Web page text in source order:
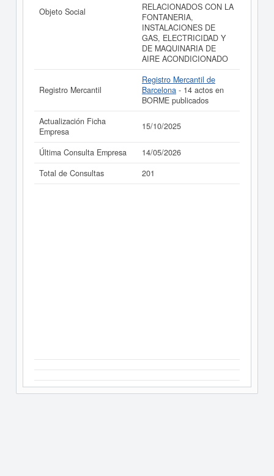
Objeto Social
RELACIONADOS CON LA
FONTANERIA,
INSTALACIONES DE
GAS, ELECTRICIDAD Y
DE MAQUINARIA DE
AIRE ACONDICIONADO
Registro Mercantil
Registro Mercantil de
Barcelona - 14 actos en
BORME publicados
Actualización Ficha
Empresa
15/10/2025
Última Consulta Empresa
14/05/2026
Total de Consultas
201